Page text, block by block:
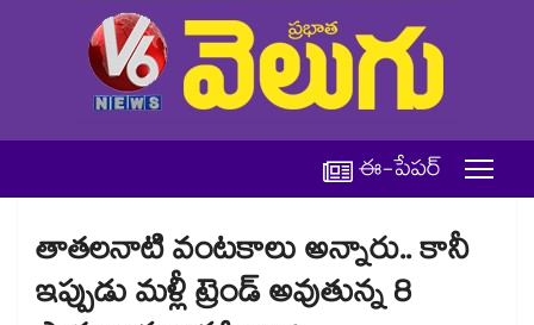
ఈ-పేపర్
తాతలనాటి వంటకాలు అన్నారు.. కానీ
ఇప్పుడు మళ్లీ ట్రెండ్ అవుతున్న 8